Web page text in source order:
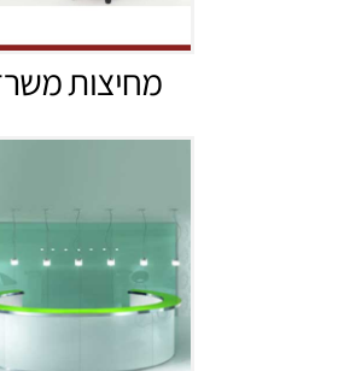
מחיצות